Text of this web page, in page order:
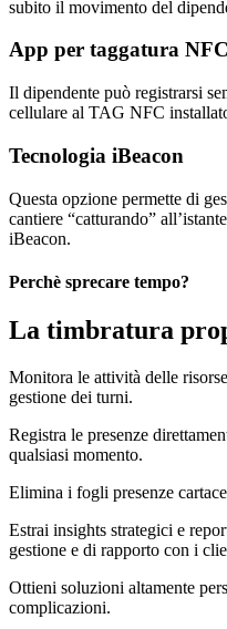
subito il movimento del
App per taggatura NFC
Il dipendente può registrarsi
cellulare al TAG NFC
Tecnologia iBeacon
Questa opzione permette di
cantiere “catturando”
iBeacon.
Perchè sprecare tempo?
La timbratura
Monitora le attività delle
gestione dei turni.
Registra le presenze
qualsiasi momento.
Elimina i fogli presenze
Estrai insights strategici e
gestione e di rapporto con i
Ottieni soluzioni altamente
complicazioni.